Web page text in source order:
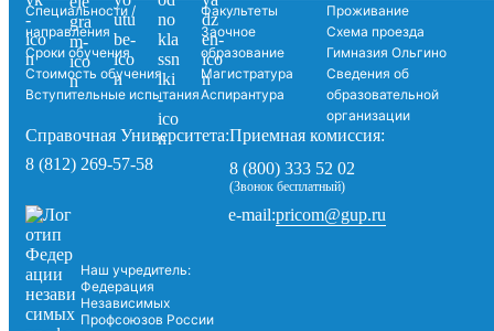
Специальности /
направления
Сроки обучения
Стоимость обучения
Вступительные испытания
Факультеты
Заочное
образование
Магистратура
Аспирантура
Проживание
Схема проезда
Гимназия Ольгино
Сведения об
образовательной
организации
Справочная Университета:
8 (812) 269-57-58
Приемная комиссия:
8 (800) 333 52 02
(Звонок бесплатный)
Наш учредитель:
Федерация
Независимых
Профсоюзов России
e-mail:pricom@gup.ru